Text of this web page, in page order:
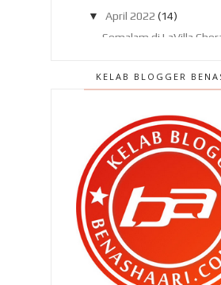
▼
April 2022 (14)
Semalam di LaVilla
Jika pelitup muka tidak
EM Drink+ ,mampu
sekeluarga !
Tak boleh nak kurus
berpuasa? Cuba buat
Cuba perhatikan mata
!
KELAB BLOGGER